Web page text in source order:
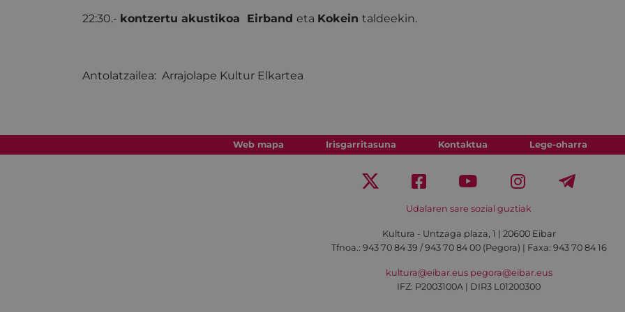
22:30.- kontzertu akustikoa Eirband eta Kokein taldeekin.
Antolatzailea: Arrajolape Kultur Elkartea
Web mapa Irisgarritasuna Kontaktua Lege-oharra
Udalaren sare sozial guztiak
Kultura - Untzaga plaza, 1 | 20600 Eibar
Tfnoa.: 943 70 84 39 / 943 70 84 00 (Pegora) | Faxa: 943 70 84 16
kultura@eibar.eus pegora@eibar.eus
IFZ: P2003100A | DIR3 L01200300